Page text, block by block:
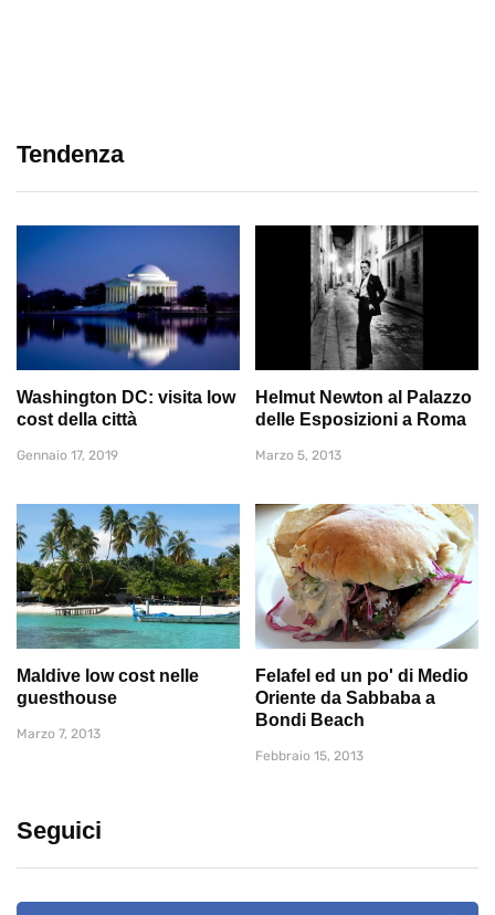
Tendenza
Washington DC: visita low
cost della città
Gennaio 17, 2019
Helmut Newton al Palazzo
delle Esposizioni a Roma
Marzo 5, 2013
Maldive low cost nelle
guesthouse
Marzo 7, 2013
Felafel ed un po' di Medio
Oriente da Sabbaba a
Bondi Beach
Febbraio 15, 2013
Seguici